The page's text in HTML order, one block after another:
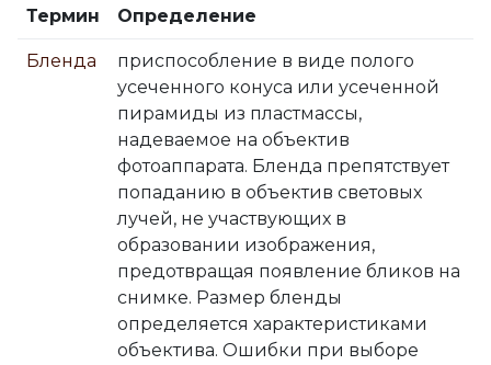
Термин Определение
Бленда
приспособление в виде полого
усеченного конуса или усеченной
пирамиды из пластмассы,
надеваемое на объектив
фотоаппарата. Бленда препятствует
попаданию в объектив световых
лучей, не участвующих в
образовании изображения,
предотвращая появление бликов на
снимке. Размер бленды
определяется характеристиками
объектива. Ошибки при выборе